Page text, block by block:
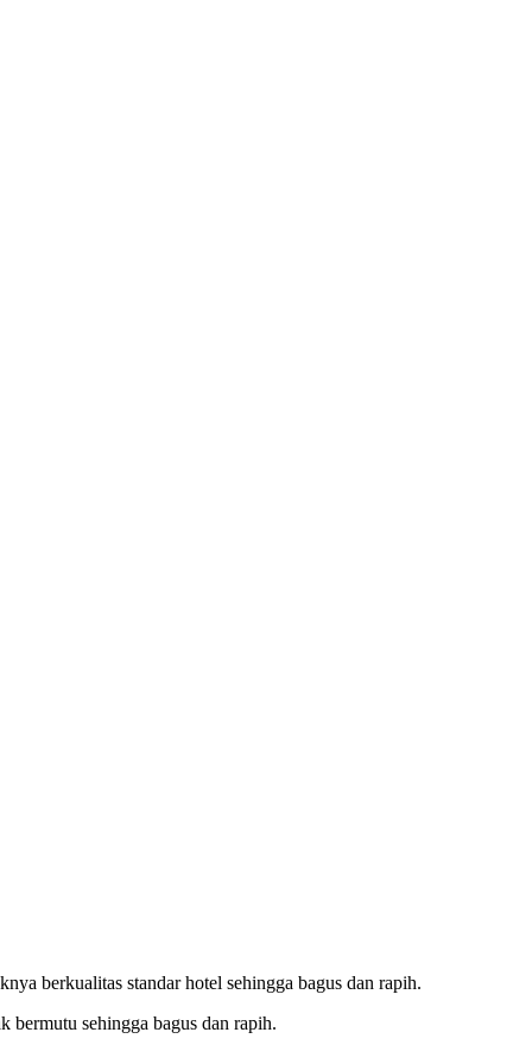
berkualitas standar hotel sehingga bagus dan rapih.
bermutu sehingga bagus dan rapih.